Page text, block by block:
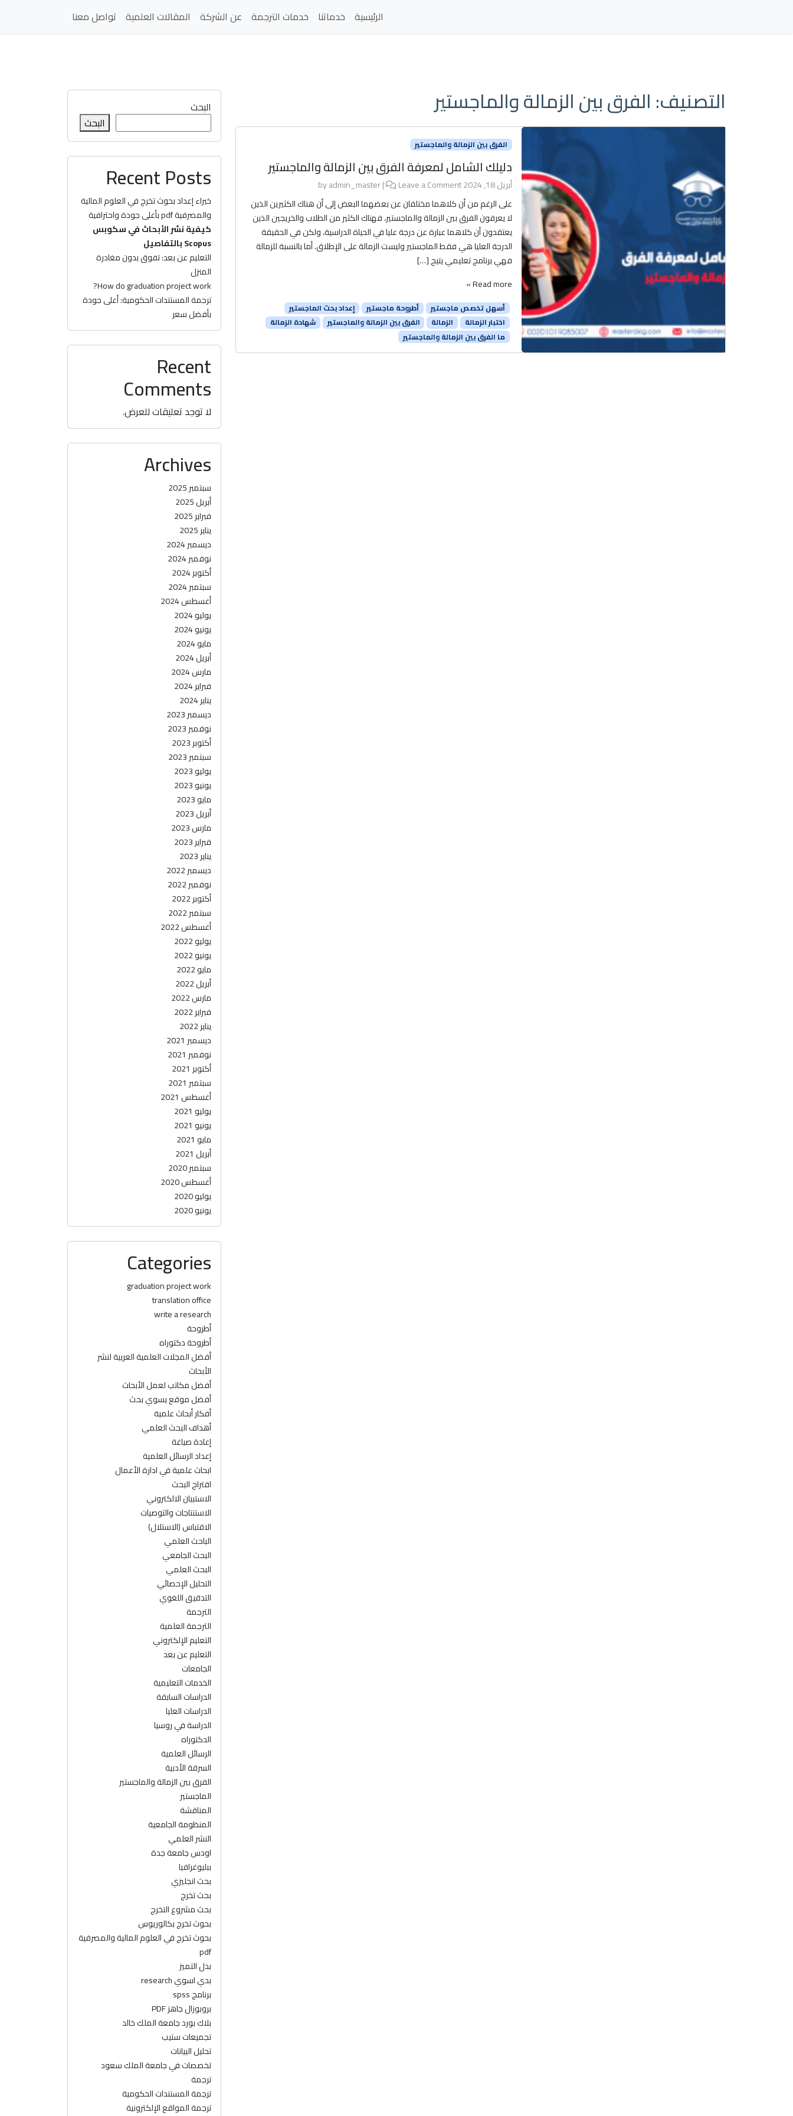
الرئيسية خدماتنا خدمات الترجمة عن الشركة المقالات العلمية تواصل معنا
التصنيف: الفرق بين الزمالة والماجستير
الفرق بين الزمالة والماجستير
دليلك الشامل لمعرفة الفرق بين الزمالة والماجستير
أبريل 18, 2024 by
admin_master|
Leave a Comment
على الرغم من أن كلاهما مختلفان عن بعضهما البعض إلى أن هناك الكثيرين الذين
لا يعرفون الفرق بين الزمالة والماجستير، فهناك الكثير من الطلاب والخريجين الذين
يعتقدون أن كلاهما عبارة عن درجة عليا في الحياة الدراسية، ولكن في الحقيقة
الدرجة العليا هي فقط الماجستير وليست الزمالة على الإطلاق. أما بالنسبة للزمالة
فهي برنامج تعليمي يتيح […]
Read more »
أسهل تخصص ماجستير أطروحة ماجستير
إعداد بحث الماجستير
اختبار الزمالة
الزمالة الفرق بين الزمالة والماجستير
شهادة الزمالة
ما الفرق بين الزمالة والماجستير
البحث
البحث
Recent Posts
خبراء إعداد بحوث تخرج في العلوم المالية
والمصرفية pdf بأعلى جودة واحترافية
كيفية نشر الأبحاث في سكوبس
Scopus بالتفاصيل
التعليم عن بعد: تفوق بدون مغادرة
المنزل
How do graduation project work?
ترجمة المستندات الحكومية: أعلى جودة
بأفضل سعر
Recent
Comments
لا توجد تعليقات للعرض.
Archives
سبتمبر 2025
أبريل 2025
فبراير 2025
يناير 2025
ديسمبر 2024
نوفمبر 2024
أكتوبر 2024
سبتمبر 2024
أغسطس 2024
يوليو 2024
يونيو 2024
مايو 2024
أبريل 2024
مارس 2024
فبراير 2024
يناير 2024
ديسمبر 2023
نوفمبر 2023
أكتوبر 2023
سبتمبر 2023
يوليو 2023
يونيو 2023
مايو 2023
أبريل 2023
مارس 2023
فبراير 2023
يناير 2023
ديسمبر 2022
نوفمبر 2022
أكتوبر 2022
سبتمبر 2022
أغسطس 2022
يوليو 2022
يونيو 2022
مايو 2022
أبريل 2022
مارس 2022
فبراير 2022
يناير 2022
ديسمبر 2021
نوفمبر 2021
أكتوبر 2021
سبتمبر 2021
أغسطس 2021
يوليو 2021
يونيو 2021
مايو 2021
أبريل 2021
سبتمبر 2020
أغسطس 2020
يوليو 2020
يونيو 2020
Categories
graduation project work
translation office
write a research
أطروحة
أطروحة دكتوراه
أفضل المجلات العلمية العربية لنشر
الأبحاث
أفضل مكاتب لعمل الأبحاث
أفضل موقع يسوي بحث
أفكار أبحاث علمية
أهداف البحث العلمي
إعادة صياغة
إعداد الرسائل العلمية
ابحاث علمية في ادارة الأعمال
اقتراح البحث
الاستبيان الالكتروني
الاستنتاجات والتوصيات
الاقتباس (الاستلال)
الباحث العلمي
البحث الجامعي
البحث العلمي
التحليل الإحصائي
التدقيق اللغوي
الترجمة
الترجمة العلمية
التعليم الإلكتروني
التعليم عن بعد
الجامعات
الخدمات التعليمية
الدراسات السابقة
الدراسات العليا
الدراسة في روسيا
الدكتوراه
الرسائل العلمية
السرقة الأدبية
الفرق بين الزمالة والماجستير
الماجستير
المناقشة
المنظومة الجامعية
النشر العلمي
اودس جامعة جدة
ببليوغرافيا
بحث انجليزي
بحث تخرج
بحث مشروع التخرج
بحوث تخرج بكالوريوس
بحوث تخرج في العلوم المالية والمصرفية
pdf
بدل التميز
بدي اسوي research
برنامج spss
بروبوزال جاهز PDF
بلاك بورد جامعة الملك خالد
تجميعات ستيب
تحليل البيانات
تخصصات في جامعة الملك سعود
ترجمة
ترجمة المستندات الحكومية
ترجمة المواقع الإلكترونية